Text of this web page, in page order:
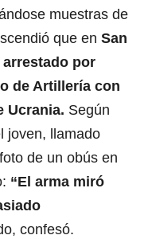
muestras de
que en San
por
de Artillería con
Ucrania. Según
joven, llamado
de un obús en
“El arma miró
confesó.